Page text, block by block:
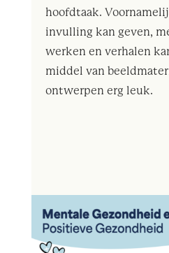
hoofdtaak.
invulling kan geven,
werken en verhalen
middel van
ontwerpen erg leuk.